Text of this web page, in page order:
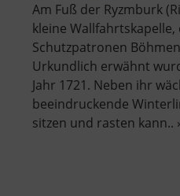
Am Fuß der Ryzmburk
kleine Wallfahrtskapelle,
Schutzpatronen
Urkundlich erwähnt
Jahr 1721. Neben ihr
beeindruckende
sitzen und rasten kann..